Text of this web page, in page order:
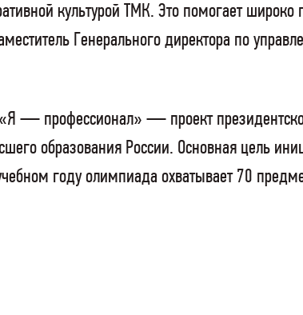
культурой ТМК. Это помогает
Генерального директора по
«Я — профессионал» — проект
образования России. Основная цель
году олимпиада охватывает 70